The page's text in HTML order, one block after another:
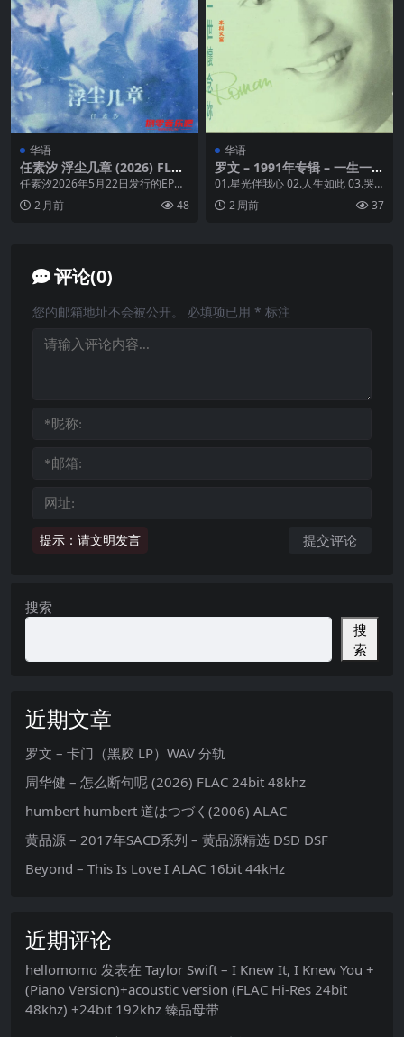
华语
任素汐 浮尘几章 (2026) FLAC
Hi-Res 24bit 48khz + 臻品母
带 24bit 192khz
任素汐2026年5月22日发行的EP
《浮尘几章》，收录《本末》《张
仙语三》《夜灯...
2 月前 48
华语
罗文 – 1991年专辑 – 一生一世
怀念你 Flac
01.星光伴我心 02.人生如此 03.哭
泣的奔马 04.一生一世怀念你 05....
2 周前 37
评论(0)
提示：请文明发言
您的邮箱地址不会被公开。 必填项已用 * 标注
搜索
搜
索
近期文章
罗文 – 卡门（黑胶 LP）WAV 分轨
周华健 – 怎么断句呢 (2026) FLAC 24bit 48khz
humbert humbert 道はつづく(2006) ALAC
黄品源 – 2017年SACD系列 – 黄品源精选 DSD DSF
Beyond – This Is Love I ALAC 16bit 44kHz
近期评论
hellomomo 发表在 Taylor Swift – I Knew It, I Knew You +
(Piano Version)+acoustic version (FLAC Hi-Res 24bit
48khz) +24bit 192khz 臻品母带